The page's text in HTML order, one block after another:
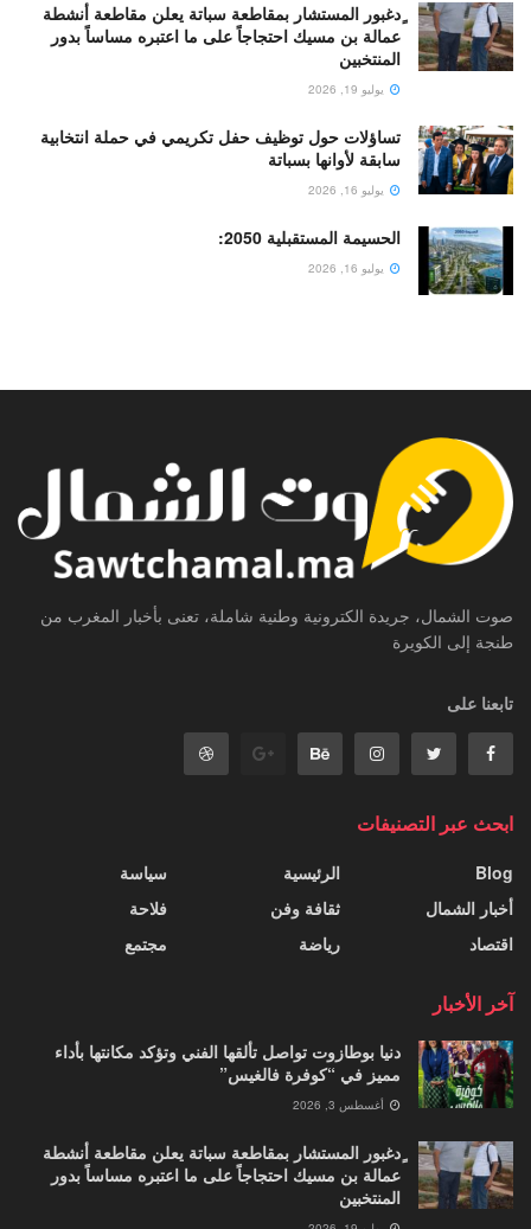
ٍدغبور المستشار بمقاطعة سباتة يعلن مقاطعة أنشطة
عمالة بن مسيك احتجاجاً على ما اعتبره مساساً بدور
المنتخبين
يوليو 19, 2026
تساؤلات حول توظيف حفل تكريمي في حملة انتخابية
سابقة لأوانها بسباتة
يوليو 16, 2026
الحسيمة المستقبلية 2050:
يوليو 16, 2026
صوت الشمال، جريدة الكترونية وطنية شاملة، تعنى بأخبار المغرب من
طنجة إلى الكويرة
تابعنا على
ابحث عبر التصنيفات
Blog
أخبار الشمال
اقتصاد
الرئيسية
ثقافة وفن
رياضة
سياسة
فلاحة
مجتمع
آخر الأخبار
دنيا بوطازوت تواصل تألقها الفني وتؤكد مكانتها بأداء
مميز في “كوفرة فالغيس”
أغسطس 3, 2026
ٍدغبور المستشار بمقاطعة سباتة يعلن مقاطعة أنشطة
عمالة بن مسيك احتجاجاً على ما اعتبره مساساً بدور
المنتخبين